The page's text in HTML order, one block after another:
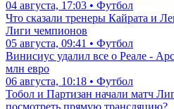
04 августа, 17:03 • Футбол
Что сказали тренеры Кайрата и
Лиги чемпионов
05 августа, 09:41 • Футбол
Винисиус удалил все о Реале -
млн евро
06 августа, 10:18 • Футбол
Тобол и Партизан начали матч
посмотреть прямую трансляцию?